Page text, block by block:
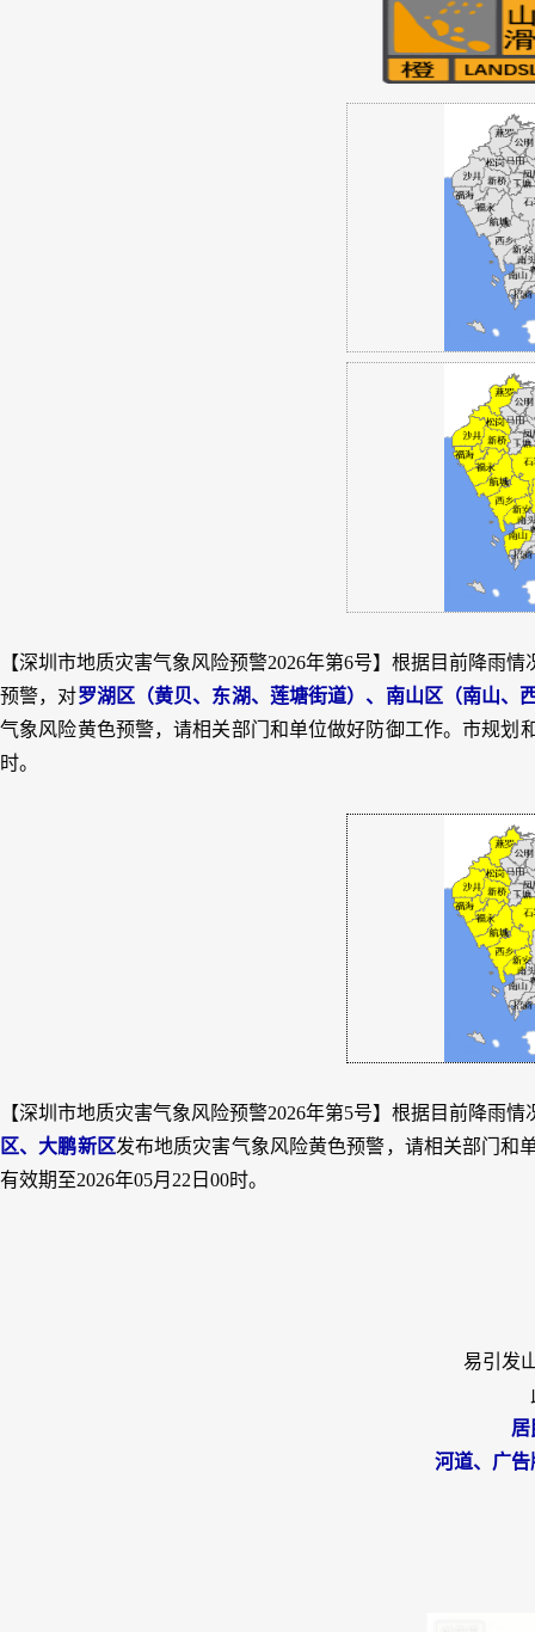
【深圳市地质灾害气象风险预警2026年第6号】根据目前降雨
预警，对罗湖区（黄贝、东湖、莲塘街道）、南山区（南山、
气象风险黄色预警，请相关部门和单位做好防御工作。市规划
时。
【深圳市地质灾害气象风险预警2026年第5号】根据目前降雨
区、大鹏新区发布地质灾害气象风险黄色预警，请相关部门和
有效期至2026年05月22日00时。
易引发
居
河道、广